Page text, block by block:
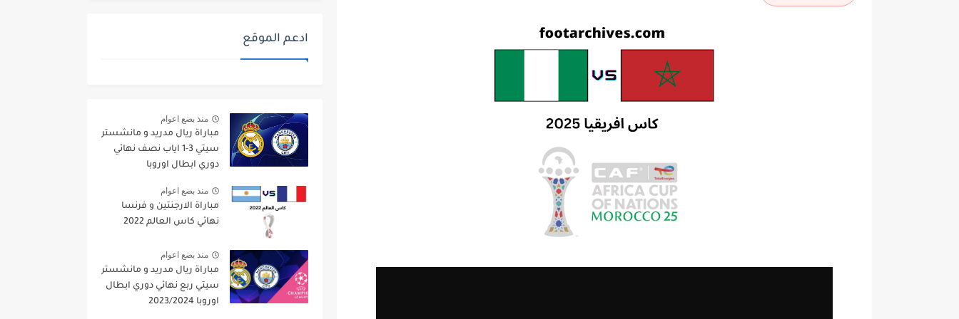
ادعم الموقع
منذ بضع اعوام
مباراة ريال مدريد و مانشستر
سيتي 3-1 اياب نصف نهائي
دوري ابطال اوروبا
منذ بضع اعوام
مباراة الارجنتين و فرنسا
نهائي كاس العالم 2022
منذ بضع اعوام
مباراة ريال مدريد و مانشستر
سيتي ربع نهائي دوري ابطال
اوروبا 2023/2024